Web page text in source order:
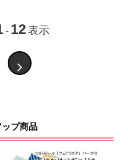
- 12 表示
ップ商品